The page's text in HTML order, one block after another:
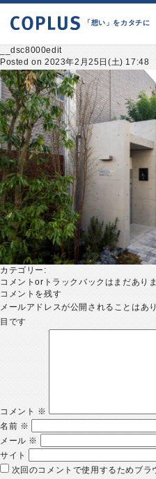
「想い」をカタチに
__dsc8000edit
Posted on 2023年2月25日(土) 17:48
カテゴリー:
コメントorトラックバックはまだあり
コメントを残す
メールアドレスが公開されることはあ
目です
コメント ※
名前 ※
メール ※
サイト
次回のコメントで使用するためブラ